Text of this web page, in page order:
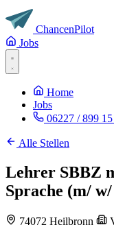
ChancenPilot
Jobs
Home
Jobs
06227 / 899
Alle Stellen
Lehrer SBBZ
Sprache (m/
74072 Heilbronn